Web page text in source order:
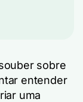
sobre
entender
uma